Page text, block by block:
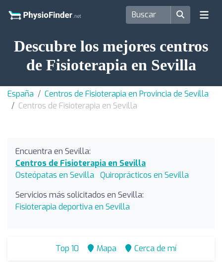
Descubre los mejores centros
de Fisioterapia en Sevilla
España
Centros de Fisioterapia en Provincia de Sevilla
Centros de Fisioterapia en Sevilla
Encuentra en Sevilla:
Centros de Fisioterapia en Sevilla
Osteópatas en Sevilla
Quiroprácticos en Sevilla
Servicios más solicitados en Sevilla:
Fisioterapia deportiva en Sevilla
Top 10 Mapa Cerca de mí